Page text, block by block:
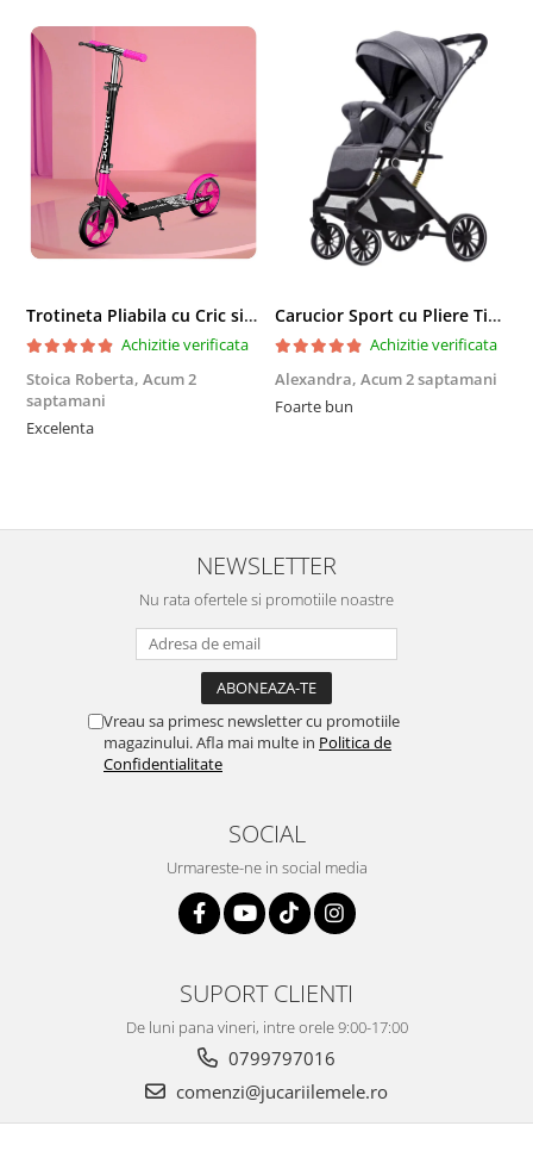
Trotineta Pliabila cu Cric si Maner Reglabil
Achizitie verificata
Stoica Roberta, Acum 2
saptamani
Excelenta
Carucior Sport cu Pliere Tip Troller si Maner Reversibil - Gri
Achizitie verificata
Alexandra, Acum 2 saptamani
Foarte bun
NEWSLETTER
Nu rata ofertele si promotiile noastre
Vreau sa primesc newsletter cu promotiile
magazinului. Afla mai multe in Politica de
Confidentialitate
SOCIAL
Urmareste-ne in social media
SUPORT CLIENTI
De luni pana vineri, intre orele 9:00-17:00
0799797016
comenzi@jucariilemele.ro